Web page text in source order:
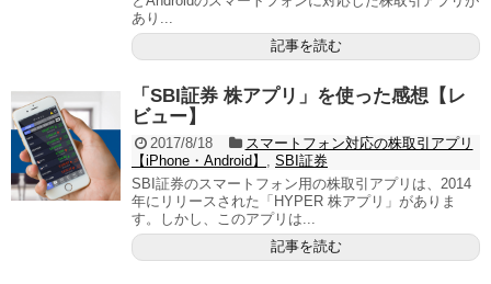
あり...
記事を読む
「SBI証券 株アプリ」を使った感想【レ
ビュー】
2017/8/18
スマートフォン対応の株取引アプリ
【iPhone・Android】
SBI証券
SBI証券のスマートフォン用の株取引アプリは、2014
年にリリースされた「HYPER 株アプリ」がありま
す。しかし、このアプリは...
記事を読む